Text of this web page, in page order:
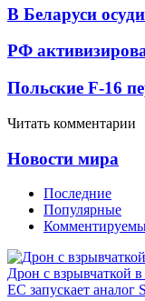
В Беларуси
РФ
Польские F-16
Читать комментарии
Новости мира
Последние
Популярные
Дрон с взрывчаткой
ЕС запускает аналог